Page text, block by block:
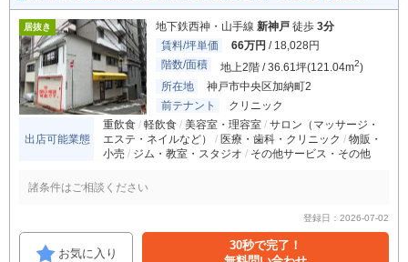
居抜き 地下鉄西神・山手線 新神戸 徒歩 3分
賃料/坪単価
66万円 / 18,028円
階数/面積
地上2階 / 36.61坪(121.04m2)
所在地
神戸市中央区加納町2
前テナント
クリニック
出店可能業態
重飲食 軽飲食 美容室・理容室
サロン（マッサージ・
エステ・ネイルなど）
医療・歯科・クリニック
物販・
小売
ジム・教室・スタジオ その他サービス・その他
諸条件はご相談ください
登録日：2026-07-02
お気に入り
30秒で完了！